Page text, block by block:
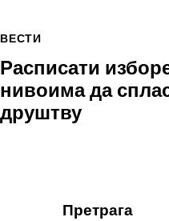
ВЕСТИ
Расписати
нивоима да
друштву
Претрага